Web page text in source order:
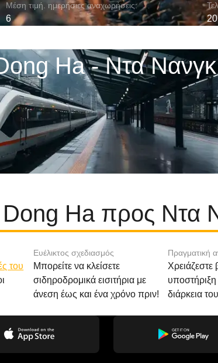
Μέση τιμή. ημερήσιες αναχωρήσεις:
6
Ha - Ντα Νανγκ
Dong Ha προς Ντα
του
Ευέλικτος σχεδιασμός
Μπορείτε να κλείσετε
σιδηροδρομικά εισιτήρια με
άνεση έως και ένα χρόνο πριν!
Πραγματική
Χρειάζεστε
διάρκεια